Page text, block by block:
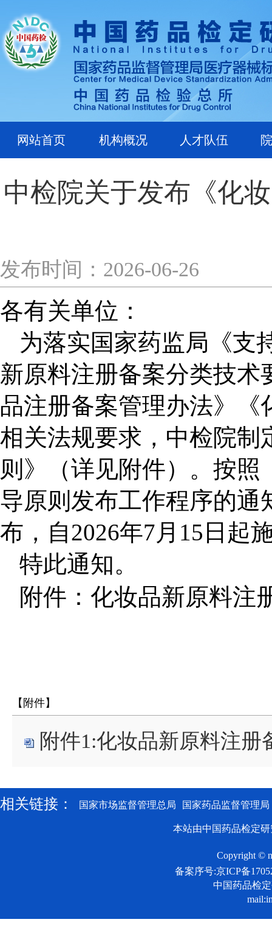
网站首页 机构概况 人才队伍
中检院关于发布《化
发布时间：2026-06-26
各有关单位：
为落实国家药监局《支
新原料注册备案分类技
品注册备案管理办法》
相关法规要求，中检院制
则》（详见附件）。按
导原则发布工作程序的通
布，自2026年7月15日起
特此通知。
附件：化妆品新原料注
【附件】
附件1:化妆品新原料注册
相关链接： 国家市场监督管理总局 国家药品监督管理局
本站由中国药品检定
Copyright ©
备案序号:京ICP备
中国药品检